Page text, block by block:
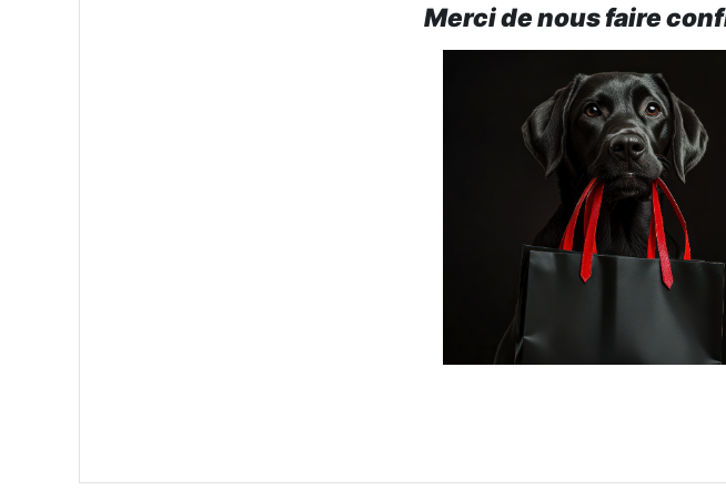
Merci de nous faire